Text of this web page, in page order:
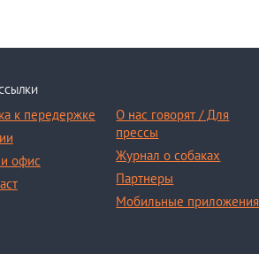
к передержке
офис
О нас говорят / Для
прессы
Журнал о собаках
Партнеры
Мобильные приложения